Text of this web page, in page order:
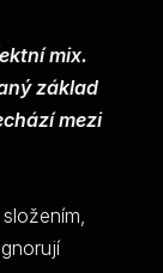
mix.
základ
mezi